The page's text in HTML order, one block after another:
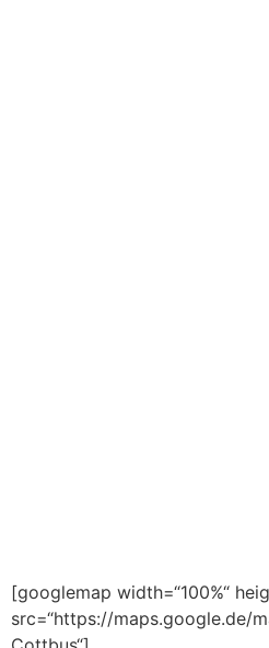
[googlemap width=“100%“
src=“https://maps.google.de/